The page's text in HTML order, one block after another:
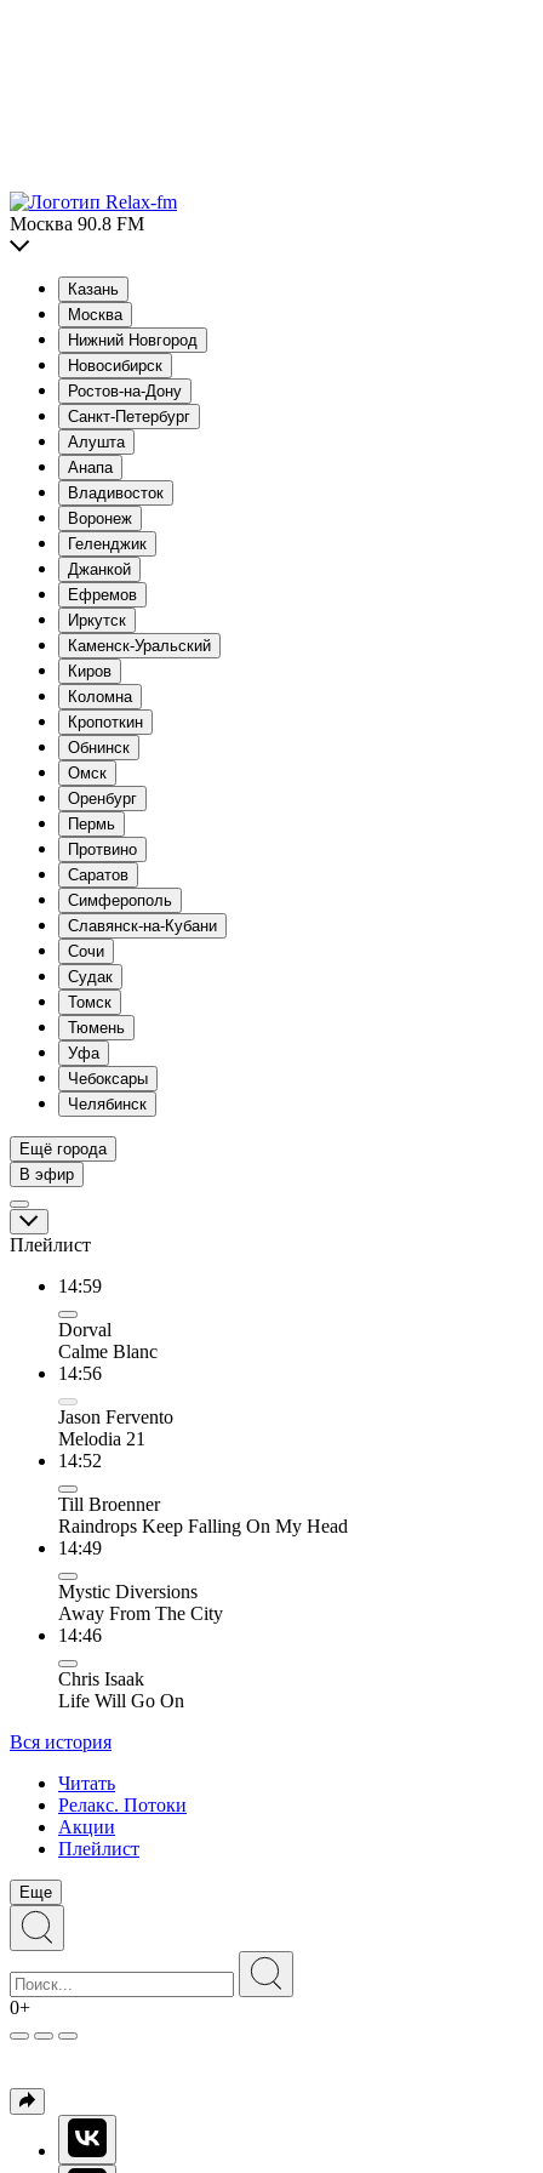
Москва 90.8 FM
Казань
Москва
Нижний Новгород
Новосибирск
Ростов-на-Дону
Санкт-Петербург
Алушта
Анапа
Владивосток
Воронеж
Геленджик
Джанкой
Ефремов
Иркутск
Каменск-Уральский
Киров
Коломна
Кропоткин
Обнинск
Омск
Оренбург
Пермь
Протвино
Саратов
Симферополь
Славянск-на-Кубани
Сочи
Судак
Томск
Тюмень
Уфа
Чебоксары
Челябинск
Ещё города
В эфир
Плейлист
14:59
Dorval
Calme Blanc
14:56
Jason Fervento
Melodia 21
14:52
Till Broenner
Raindrops Keep Falling On My Head
14:49
Mystic Diversions
Away From The City
14:46
Chris Isaak
Life Will Go On
Вся история
Читать
Релакс. Потоки
Акции
Плейлист
Еще
0+